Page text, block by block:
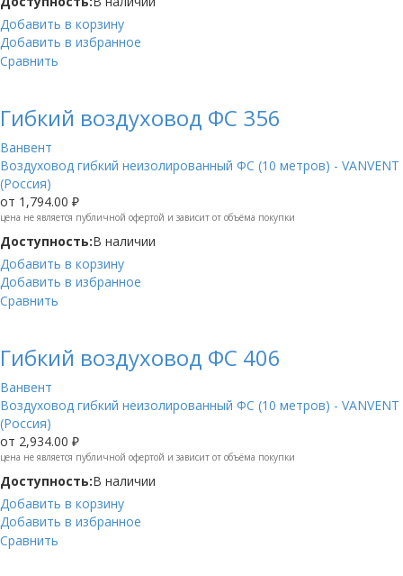
Добавить в корзину
Добавить в избранное
Сравнить
Гибкий воздуховод ФС 356
Ванвент
Воздуховод гибкий неизолированный ФС (10 метров) - VANVENT
(Россия)
от 1,794.00 ₽
цена не является публичной офертой и зависит от объёма покупки
Доступность:В наличии
Добавить в корзину
Добавить в избранное
Сравнить
Гибкий воздуховод ФС 406
Ванвент
Воздуховод гибкий неизолированный ФС (10 метров) - VANVENT
(Россия)
от 2,934.00 ₽
цена не является публичной офертой и зависит от объёма покупки
Доступность:В наличии
Добавить в корзину
Добавить в избранное
Сравнить